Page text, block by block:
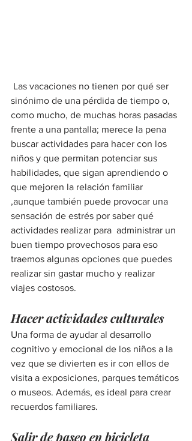
sinónimo de una pérdida de tiempo o,
como mucho, de muchas horas pasadas
frente a una pantalla; merece la pena
buscar actividades para hacer con los
niños y que permitan potenciar sus
habilidades, que sigan aprendiendo o
que mejoren la relación familiar
,aunque también puede provocar una
sensación de estrés por saber qué
actividades realizar para  administrar un
buen tiempo provechosos para eso
traemos algunas opciones que puedes
realizar sin gastar mucho y realizar
viajes costosos.
Hacer actividades culturales
Una forma de ayudar al desarrollo
cognitivo y emocional de los niños a la
vez que se divierten es ir con ellos de
visita a exposiciones, parques temáticos
o museos. Además, es ideal para crear
recuerdos familiares.
Salir de paseo en bicicleta